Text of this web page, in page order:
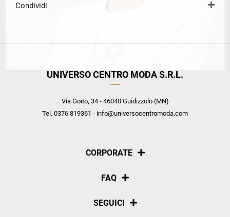
Condividi
UNIVERSO CENTRO MODA S.R.L.
Via Goito, 34 - 46040 Guidizzolo (MN)
Tel. 0376 819361 - info@universocentromoda.com
CORPORATE
Chi siamo
FAQ
Pagamenti
SEGUICI